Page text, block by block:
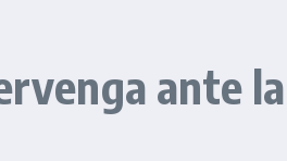
ante